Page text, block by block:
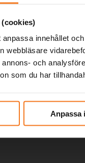
innehållet
webbläsare
och
som du har
Anpassa